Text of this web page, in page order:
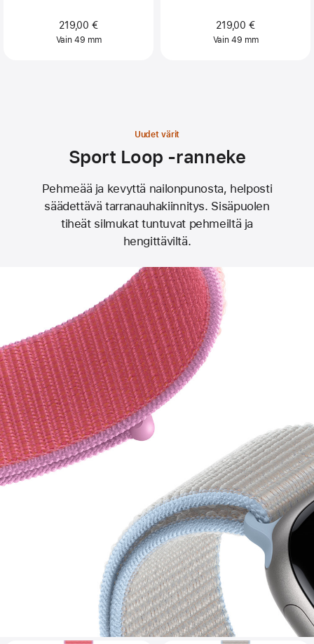
219,00 €
Vain 49 mm
219,00 €
Vain 49 mm
Uudet värit
Sport Loop ‑ranneke
Pehmeää ja kevyttä nailonpunosta, helposti
säädettävä tarranauha­kiinnitys. Sisäpuolen
tiheät silmukat tuntuvat pehmeiltä ja
hengittäviltä.